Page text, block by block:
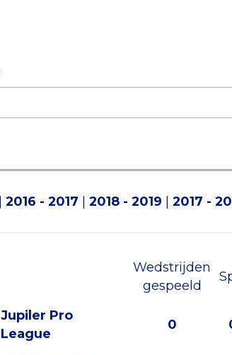
2016 - 2017 2018 - 2019 2017 -
Wedstrijden
gespeeld
Jupiler Pro
League
0